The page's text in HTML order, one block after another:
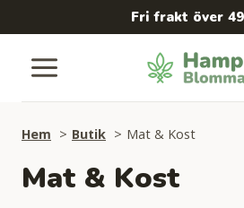
to
content
Fri frakt över
Hem Butik Mat & Kost
Mat & Kost